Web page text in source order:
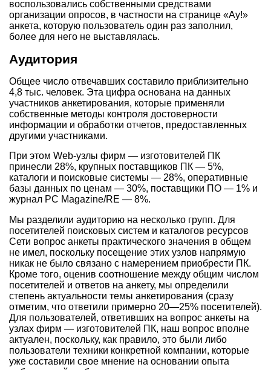
воспользовались собственными средствами
организации опросов, в частности на странице «Ау!»
анкета, которую пользователь один раз заполнил,
более для него не выставлялась.
Аудитория
Общее число отвечавших составило приблизительно
4,8 тыс. человек. Эта цифра основана на данных
участников анкетирования, которые применяли
собственные методы контроля достоверности
информации и обработки отчетов, предоставленных
другими участниками.
При этом Web-узлы фирм — изготовителей ПК
принесли 28%, крупных поставщиков ПК — 5%,
каталоги и поисковые системы — 28%, оперативные
базы данных по ценам — 30%, поставщики ПО — 1% и
журнал PC Magazine/RE — 8%.
Мы разделили аудиторию на несколько групп. Для
посетителей поисковых систем и каталогов ресурсов
Сети вопрос анкеты практического значения в общем
не имел, поскольку посещение этих узлов напрямую
никак не было связано с намерением приобрести ПК.
Кроме того, оценив соотношение между общим числом
посетителей и ответов на анкету, мы определили
степень актуальности темы анкетирования (сразу
отметим, что ответили примерно 20—25% посетителей).
Для пользователей, ответивших на вопрос анкеты на
узлах фирм — изготовителей ПК, наш вопрос вполне
актуален, поскольку, как правило, это были либо
пользователи техники конкретной компании, которые
уже составили свое мнение на основании опыта